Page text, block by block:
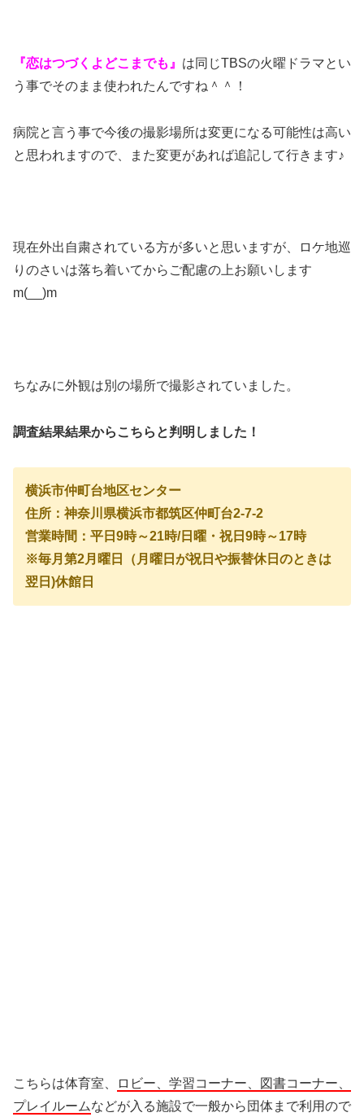
『恋はつづくよどこまでも』 は同じTBSの火曜ドラマとい
う事でそのまま使われたんですね＾＾！
病院と言う事で今後の撮影場所は変更になる可能性は高い
と思われますので、また変更があれば追記して行きます♪
現在外出自粛されている方が多いと思いますが、ロケ地巡
りのさいは落ち着いてからご配慮の上お願いします
m(__)m
ちなみに外観は別の場所で撮影されていました。
調査結果結果からこちらと判明しました！
横浜市仲町台地区センター
住所：神奈川県横浜市都筑区仲町台2-7-2
営業時間：平日9時～21時/日曜・祝日9時～17時
※毎月第2月曜日（月曜日が祝日や振替休日のときは
翌日)休館日
こちらは体育室、
ロビー、学習コーナー、図書コーナー、
プレイルームなどが入る施設で一般から団体まで利用ので